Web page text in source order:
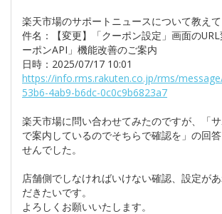
楽天市場のサポートニュースについて教えて
件名：【変更】「クーポン設定」画面の
ーポンAPI」機能改善のご案内
日時：2025/07/17 10:01
https://info.rms.rakuten.co.jp/rms/
53b6-4ab9-b6dc-0c0c9b6823a7
楽天市場に問い合わせてみたのですが、「
で案内しているのでそちらで確認を」の回
せんでした。
店舗側でしなければいけない確認、設定が
だきたいです。
よろしくお願いいたします。